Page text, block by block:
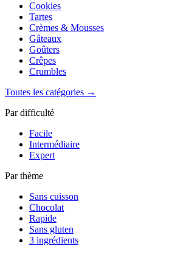
Cookies
Tartes
Crèmes & Mousses
Gâteaux
Goûters
Crêpes
Crumbles
Toutes les catégories →
Par difficulté
Facile
Intermédiaire
Expert
Par thème
Sans cuisson
Chocolat
Rapide
Sans gluten
3 ingrédients